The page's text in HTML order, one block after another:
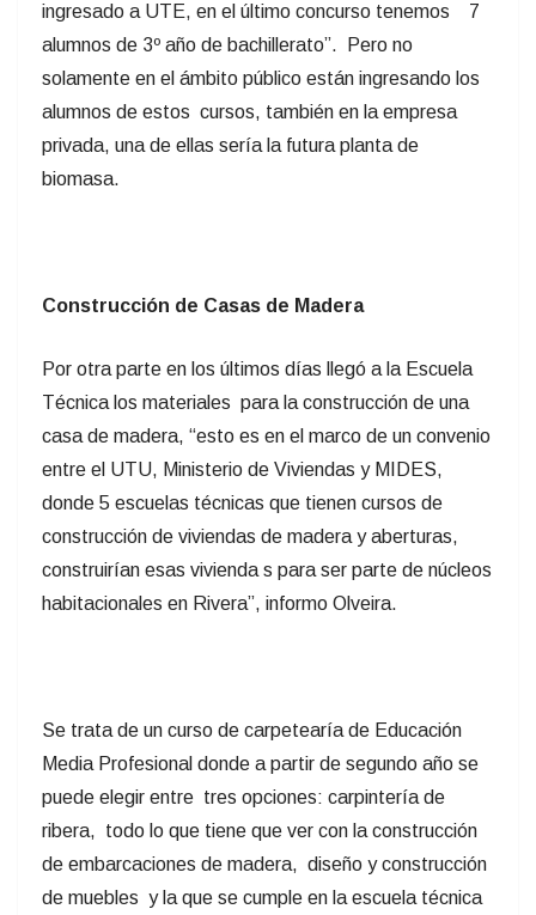
ingresado a UTE, en el último concurso tenemos 7
alumnos de 3º año de bachillerato”. Pero no
solamente en el ámbito público están ingresando los
alumnos de estos cursos, también en la empresa
privada, una de ellas sería la futura planta de
biomasa.
Construcción de Casas de Madera
Por otra parte en los últimos días llegó a la Escuela
Técnica los materiales para la construcción de una
casa de madera, “esto es en el marco de un convenio
entre el UTU, Ministerio de Viviendas y MIDES,
donde 5 escuelas técnicas que tienen cursos de
construcción de viviendas de madera y aberturas,
construirían esas vivienda s para ser parte de núcleos
habitacionales en Rivera”, informo Olveira.
Se trata de un curso de carpetearía de Educación
Media Profesional donde a partir de segundo año se
puede elegir entre tres opciones: carpintería de
ribera, todo lo que tiene que ver con la construcción
de embarcaciones de madera, diseño y construcción
de muebles y la que se cumple en la escuela técnica